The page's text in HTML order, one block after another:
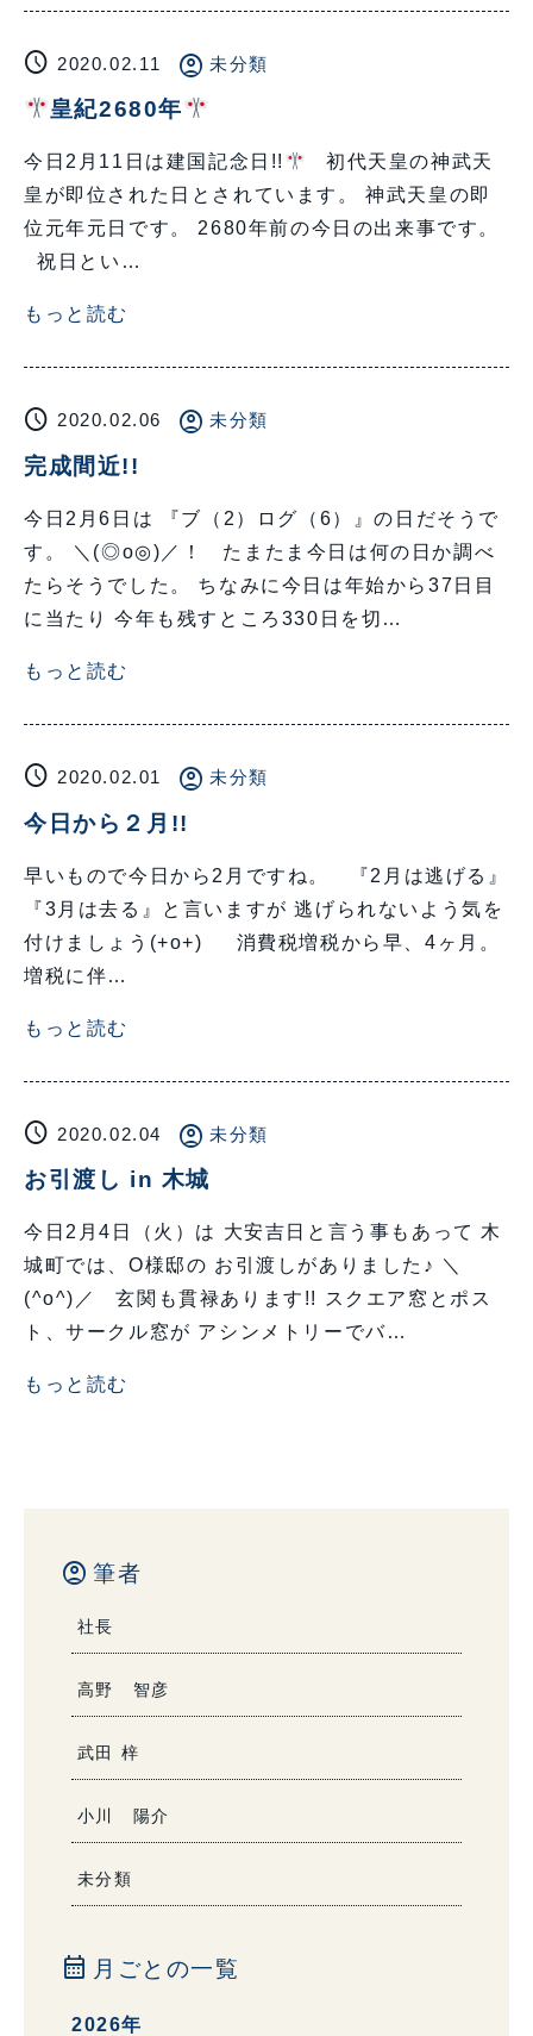
schedule 2020.02.11 account_circle 未分類
皇紀2680年
今日2月11日は建国記念日!!
初代天皇の神武天
皇が即位された日とされています。 神武天皇の即
位元年元日です。 2680年前の今日の出来事です。
祝日とい…
もっと読む
schedule 2020.02.06 account_circle 未分類
完成間近!!
今日2月6日は 『ブ（2）ログ（6）』の日だそうで
す。 ＼(◎o◎)／！ たまたま今日は何の日か調べ
たらそうでした。 ちなみに今日は年始から37日目
に当たり 今年も残すところ330日を切…
もっと読む
schedule 2020.02.01 account_circle 未分類
今日から２月!!
早いもので今日から2月ですね。 『2月は逃げる』
『3月は去る』と言いますが 逃げられないよう気を
付けましょう(+o+) 消費税増税から早、4ヶ月。
増税に伴…
もっと読む
schedule 2020.02.04 account_circle 未分類
お引渡し in 木城
今日2月4日（火）は 大安吉日と言う事もあって 木
城町では、O様邸の お引渡しがありました♪ ＼
(^o^)／ 玄関も貫禄あります!! スクエア窓とポス
ト、サークル窓が アシンメトリーでバ…
もっと読む
account_circle 筆者
社長
高野 智彦
武田 梓
小川 陽介
未分類
calendar_month 月ごとの一覧
2026年